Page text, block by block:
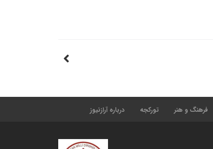
فرهنگ و هنر تورکجه درباره آرازنیوز